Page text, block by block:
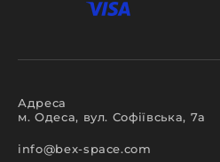
Адреса
м. Одеса, вул. Софіївська, 7а
info@bex-space.com